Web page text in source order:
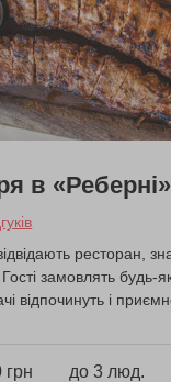
в «Реберні»
ресторан,
замовлять будь-
відпочинуть і
грн до 3 люд.